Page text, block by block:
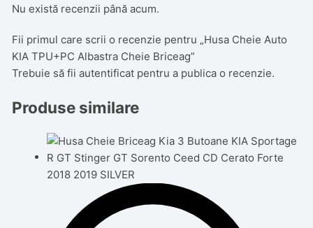
Nu există recenzii până acum.
Fii primul care scrii o recenzie pentru „Husa Cheie Auto
KIA TPU+PC Albastra Cheie Briceag”
Trebuie să fiiautentificat pentru a publica o recenzie.
Produse similare